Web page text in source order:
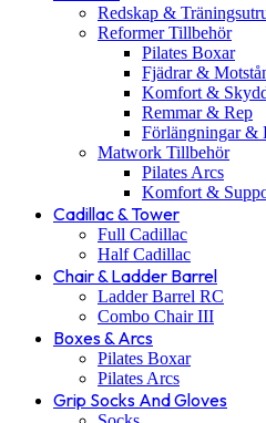
Redskap &
Reformer Tillbehör
Pilates Boxar
Fjädrar &
Komfort &
Remmar & Rep
Förlängningar &
Matwork Tillbehör
Pilates Arcs
Komfort &
Cadillac & Tower
Full Cadillac
Half Cadillac
Chair & Ladder Barrel
Ladder Barrel RC
Combo Chair III
Boxes & Arcs
Pilates Boxar
Pilates Arcs
Grip Socks And Gloves